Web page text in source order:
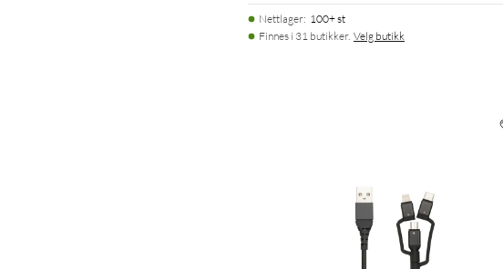
Nettlager: 100+ st
Finnes i 31 butikker. Velg butikk